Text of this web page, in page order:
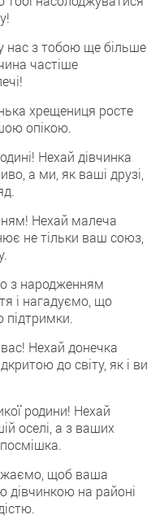
нас з тобою ще більше
частіше
хрещениця росте
опікою.
Нехай дівчинка
а ми, як ваші друзі,
Нехай малеча
не тільки ваш союз,
з народженням
і нагадуємо, що
підтримки.
Нехай донечка
до світу, як і ви
родини! Нехай
оселі, а з ваших
щоб ваша
дівчинкою на районі